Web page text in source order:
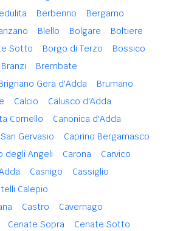
Berbenno
Bergamo
Blello Bolgare
Boltiere
Sotto Borgo di Terzo
Bossico
Branzi
Brembate
Gera d'Adda
Brumano
Calcio
Calusco d'Adda
Cornello
Canonica d'Adda
Gervasio
Caprino Bergamasco
degli Angeli Carona
Carvico
Casnigo
Cassiglio
Calepio
Castro
Cavernago
Cenate Sopra
Cenate Sotto